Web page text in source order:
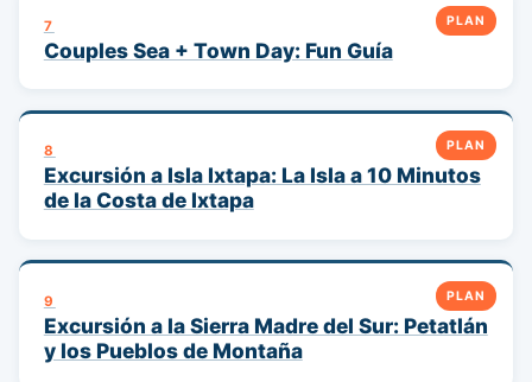
PLAN
7
Couples Sea + Town Day: Fun Guía
PLAN
8
Excursión a Isla Ixtapa: La Isla a 10 Minutos
de la Costa de Ixtapa
PLAN
9
Excursión a la Sierra Madre del Sur: Petatlán
y los Pueblos de Montaña